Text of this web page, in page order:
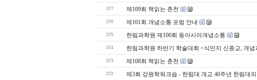
377 제109회 책읽는 춘천
376 제101회 개념소통 포럼 안내
375 한림과학원 제100회 동아시아개념소통
374 한림과학원 하반기 학술대회 <식민지 신종교, 개념
373 제108회 책읽는 춘천
372 제3회 강원학워크숍 - 한림대 개교 40주년 한림대